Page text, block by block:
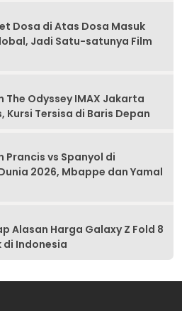
Dosa di Atas Dosa Masuk
Jadi Satu-satunya Film
The Odyssey IMAX Jakarta
Kursi Tersisa di Baris Depan
Prancis vs Spanyol di
2026, Mbappe dan Yamal
Alasan Harga Galaxy Z Fold 8
di Indonesia